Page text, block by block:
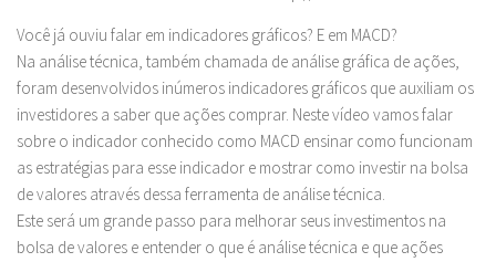
Você já ouviu falar em indicadores gráficos? E em MACD?
Na análise técnica, também chamada de análise gráfica de ações,
foram desenvolvidos inúmeros indicadores gráficos que auxiliam os
investidores a saber que ações comprar. Neste vídeo vamos falar
sobre o indicador conhecido como MACD ensinar como funcionam
as estratégias para esse indicador e mostrar como investir na bolsa
de valores através dessa ferramenta de análise técnica.
Este será um grande passo para melhorar seus investimentos na
bolsa de valores e entender o que é análise técnica e que ações